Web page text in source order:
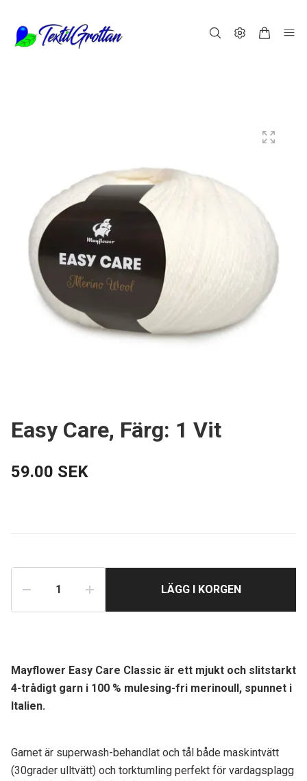
Easy Care, Färg: 1 Vit
59.00 SEK
LÄGG I KORGEN
Mayflower Easy Care Classic är ett mjukt och slitstarkt
4-trådigt garn i 100 % mulesing-fri merinoull, spunnet i
Italien.
Garnet är superwash-behandlat och tål både maskintvätt
(30grader ulltvätt) och torktumling perfekt för vardagsplagg